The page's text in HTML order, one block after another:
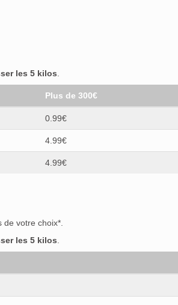
les 5 kilos
Plus de 300€
0.99€
4.99€
4.99€
votre choix*.
les 5 kilos